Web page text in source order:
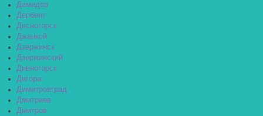
Демидов
Дербент
Десногорск
Джанкой
Дзержинск
Дзержинский
Дивногорск
Дигора
Димитровград
Дмитриев
Дмитров